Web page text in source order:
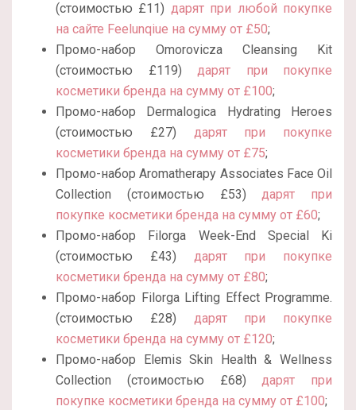
(стоимостью £11) дарят при любой покупке
на сайте Feelunqiue на сумму от £50;
Промо-набор Omorovicza Cleansing Kit
(стоимостью £119) дарят при покупке
косметики бренда на сумму от £100;
Промо-набор Dermalogica Hydrating Heroes
(стоимостью £27) дарят при покупке
косметики бренда на сумму от £75;
Промо-набор Aromatherapy Associates Face Oil
Collection (стоимостью £53)дарят при
покупке косметики бренда на сумму от £60;
Промо-набор Filorga Week-End Special Ki
(стоимостью £43) дарят при покупке
косметики бренда на сумму от £80;
Промо-набор Filorga Lifting Effect Programme.
(стоимостью £28) дарят при покупке
косметики бренда на сумму от £120;
Промо-набор Elemis Skin Health & Wellness
Collection (стоимостью £68)дарят при
покупке косметики бренда на сумму от £100;